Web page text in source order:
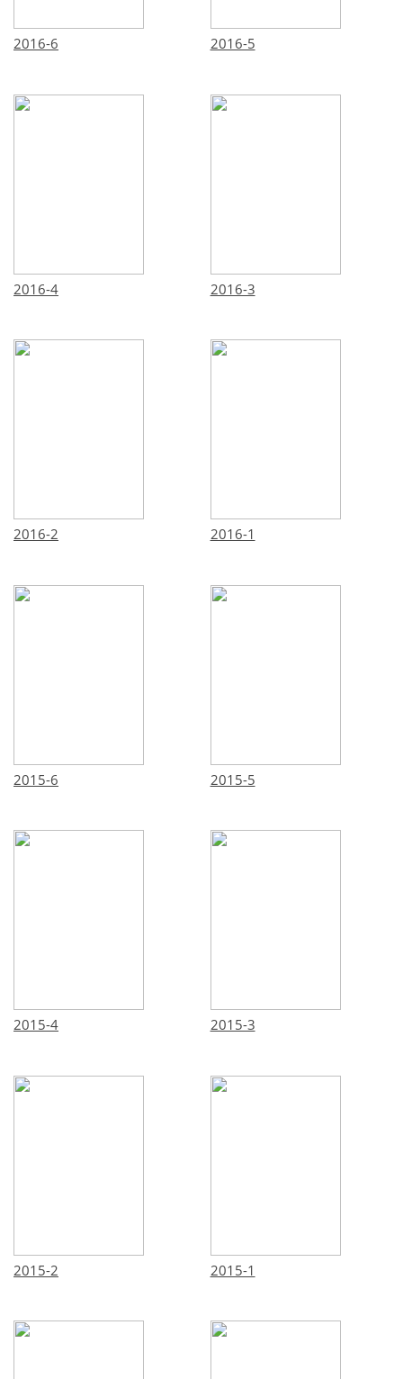
2016-6 2016-5
2016-4 2016-3
2016-2 2016-1
2015-6 2015-5
2015-4 2015-3
2015-2 2015-1